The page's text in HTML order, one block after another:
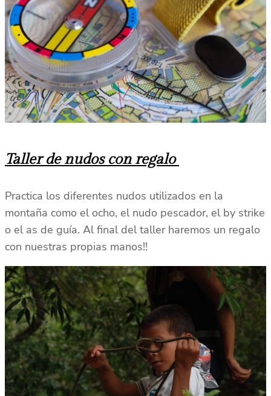
Taller de nudos con regalo
Practica los diferentes nudos utilizados en la
montaña como el ocho, el nudo pescador, el by strike
o el as de guía. Al final del taller haremos un regalo
con nuestras propias manos!!